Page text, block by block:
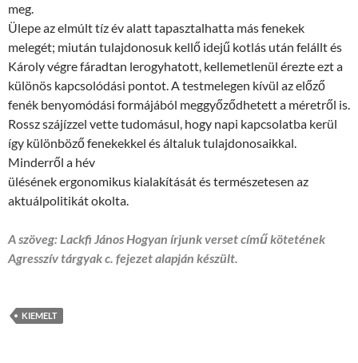
meg.
Ülepe az elmúlt tíz év alatt tapasztalhatta más fenekek
melegét; miután tulajdonosuk kellő idejű kotlás után felállt és
Károly végre fáradtan lerogyhatott, kellemetlenül érezte ezt a
különös kapcsolódási pontot. A testmelegen kívül az előző
fenék benyomódási formájából meggyőződhetett a méretről is.
Rossz szájízzel vette tudomásul, hogy napi kapcsolatba kerül
így különböző fenekekkel és általuk tulajdonosaikkal.
Minderről a hév
ülésének ergonomikus kialakítását és természetesen az
aktuálpolitikát okolta.
A szöveg: Lackfi János Hogyan írjunk verset című kötetének
Agresszív tárgyak c. fejezet alapján készült.
KIEMELT